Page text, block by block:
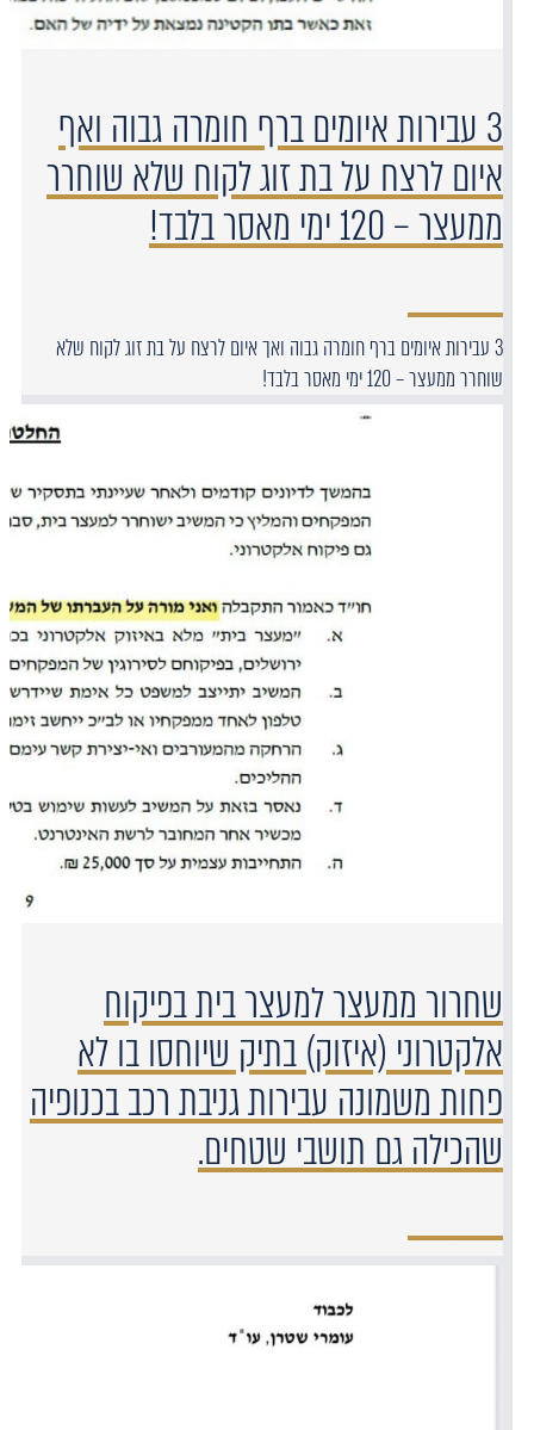
3 עבירות איומים ברף חומרה גבוה ואף
איום לרצח על בת זוג לקוח שלא שוחרר
ממעצר – 120 ימי מאסר בלבד!
3 עבירות איומים ברף חומרה גבוה ואך איום לרצח על בת זוג לקוח שלא
שוחרר ממעצר – 120 ימי מאסר בלבד!
שחרור ממעצר למעצר בית בפיקוח
אלקטרוני (איזוק) בתיק שיוחסו בו לא
פחות משמונה עבירות גניבת רכב בכנופיה
שהכילה גם תושבי שטחים.